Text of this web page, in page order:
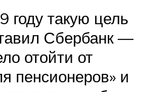
году такую цель
Сбербанк —
отойти от
пенсионеров» и